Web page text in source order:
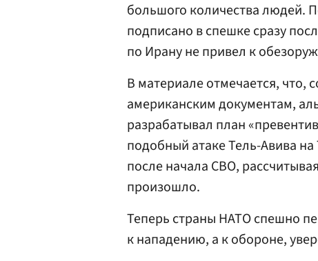
большого количества людей.
подписано в спешке сразу
по Ирану не привел к
В материале отмечается, что,
американским документам,
разрабатывал план
подобный атаке Тель-Авива
после начала СВО,
произошло.
Теперь страны НАТО спешно
к нападению, а к обороне,